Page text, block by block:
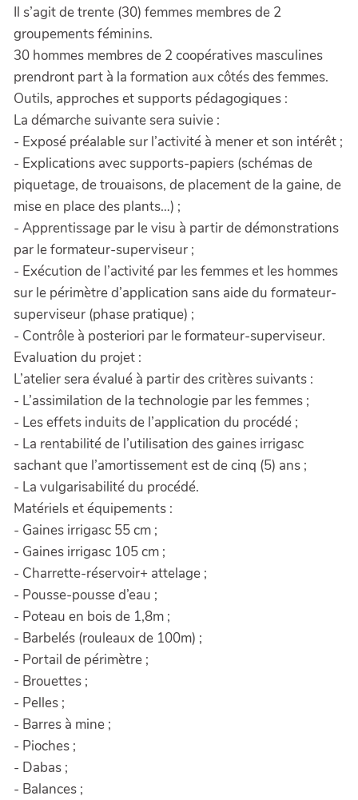
Il s’agit de trente (30) femmes membres de 2
groupements féminins.
30 hommes membres de 2 coopératives masculines
prendront part à la formation aux côtés des femmes.
Outils, approches et supports pédagogiques :
La démarche suivante sera suivie :
- Exposé préalable sur l’activité à mener et son intérêt ;
- Explications avec supports-papiers (schémas de
piquetage, de trouaisons, de placement de la gaine, de
mise en place des plants…) ;
- Apprentissage par le visu à partir de démonstrations
par le formateur-superviseur ;
- Exécution de l’activité par les femmes et les hommes
sur le périmètre d’application sans aide du formateur-
superviseur (phase pratique) ;
- Contrôle à posteriori par le formateur-superviseur.
Evaluation du projet :
L’atelier sera évalué à partir des critères suivants :
- L’assimilation de la technologie par les femmes ;
- Les effets induits de l’application du procédé ;
- La rentabilité de l’utilisation des gaines irrigasc
sachant que l’amortissement est de cinq (5) ans ;
- La vulgarisabilité du procédé.
Matériels et équipements :
- Gaines irrigasc 55 cm ;
- Gaines irrigasc 105 cm ;
- Charrette-réservoir+ attelage ;
- Pousse-pousse d’eau ;
- Poteau en bois de 1,8m ;
- Barbelés (rouleaux de 100m) ;
- Portail de périmètre ;
- Brouettes ;
- Pelles ;
- Barres à mine ;
- Pioches ;
- Dabas ;
- Balances ;